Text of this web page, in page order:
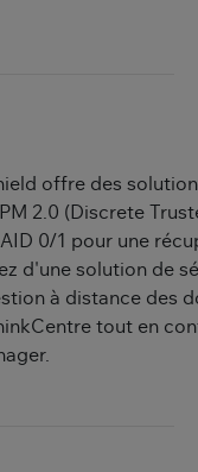
offre des
2.0 (Discrete
0/1 pour une
d'une solution de
à distance des
tout en